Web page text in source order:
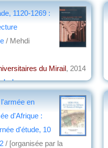
1120-1269 :
/ Mehdi
du Mirail, 2014
en
d'Afrique :
d'étude, 10
/ [organisée par la